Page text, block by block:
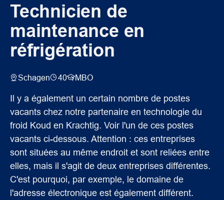
Technicien de
maintenance en
réfrigération
Schagen 40 MBO
Il y a également un certain nombre de postes
vacants chez notre partenaire en technologie du
froid Koud en Krachtig. Voir l'un de ces postes
vacants ci-dessous. Attention : ces entreprises
sont situées au même endroit et sont reliées entre
elles, mais il s'agit de deux entreprises différentes.
C'est pourquoi, par exemple, le domaine de
l'adresse électronique est également différent.